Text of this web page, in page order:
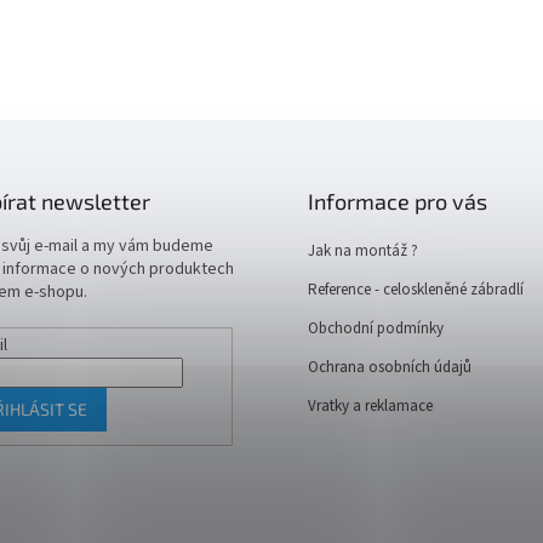
newsletter
e-mail a my vám budeme
o nových produktech
e-shopu.
SE
Informace pro vás
Jak na montáž ?
Reference - celoskleněné zábradlí
Obchodní podmínky
Ochrana osobních údajů
Vratky a reklamace